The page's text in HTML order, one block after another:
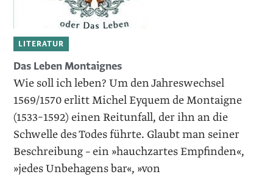
LITERATUR
Das Leben Montaignes
Wie soll ich leben? Um den Jahreswechsel
1569/1570 erlitt Michel Eyquem de Montaigne
(1533–1592) einen Reitunfall, der ihn an die
Schwelle des Todes führte. Glaubt man seiner
Beschreibung – ein »hauchzartes Empfinden«,
»jedes Unbehagens bar«, »von